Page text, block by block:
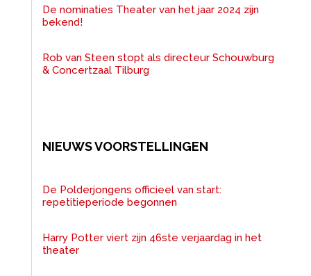
De nominaties Theater van het jaar 2024 zijn
bekend!
Rob van Steen stopt als directeur Schouwburg
& Concertzaal Tilburg
NIEUWS VOORSTELLINGEN
De Polderjongens officieel van start:
repetitieperiode begonnen
Harry Potter viert zijn 46ste verjaardag in het
theater